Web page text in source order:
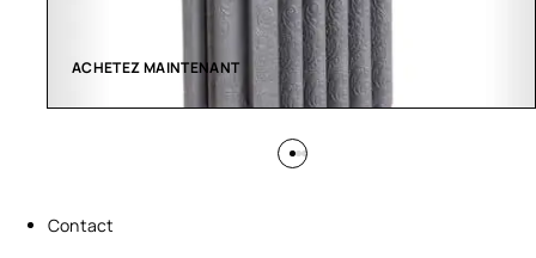
ACHETEZ MAINTENANT
Contact